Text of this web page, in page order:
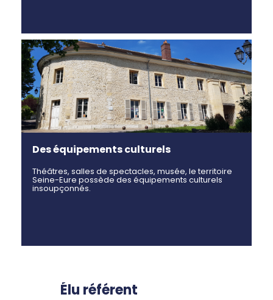
Des équipements culturels
Théâtres, salles de spectacles, musée, le territoire
Seine-Eure possède des équipements culturels
insoupçonnés.
Élu référent